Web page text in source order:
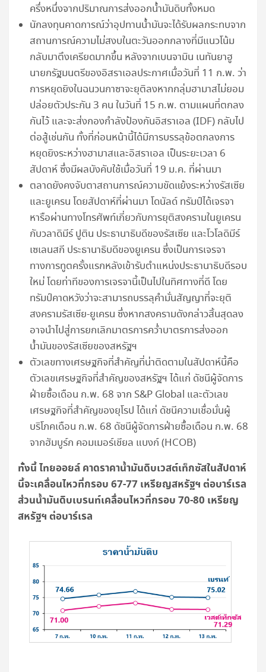
ครึ่งหนึ่งจากปริมาณการส่งออกน้ำมันดิบทั้งหมด
นักลงทุนคาดการณ์ว่าอุปทานน้ำมันจะได้รับผลกระทบจาก
สถานการณ์ความไม่สงบในตะวันออกกลางที่มีแนวโน้ม
กลับมาตึงเครียดมากขึ้น หลังจากเบนจามิน เนทันยาฮู
นายกรัฐมนตรีของอิสราเอลประกาศเมื่อวันที่ 11 ก.พ. ว่า
การหยุดยิงในฉนวนกาซาจะยุติลงหากกลุ่มฮามาสไม่ยอม
ปล่อยตัวประกัน 3 คน ในวันที่ 15 ก.พ. ตามแผนที่ตกลง
กันไว้ และจะส่งกองกำลังป้องกันอิสราเอล (IDF) กลับไป
ต่อสู้เช่นกัน ทั้งที่ก่อนหน้านี้ได้มีการบรรลุข้อตกลงการ
หยุดยิงระหว่างฮามาสและอิสราเอล เป็นระยะเวลา 6
สัปดาห์ ซึ่งมีผลบังคับใช้เมื่อวันที่ 19 ม.ค. ที่ผ่านมา
ตลาดยังคงจับตาสถานการณ์ความขัดแย้งระหว่างรัสเซีย
และยูเครน โดยสัปดาห์ที่ผ่านมา โดนัลด์ ทรัมป์ได้เจรจา
หารือผ่านทางโทรศัพท์เกี่ยวกับการยุติสงครามในยูเครน
กับวลาดิมีร์ ปูติน ประธานาธิบดีของรัสเซีย และโวโลดิมีร์
เซเลนสกี ประธานาธิบดีของยูเครน ซึ่งเป็นการเจรจา
ทางการทูตครั้งแรกหลังเข้ารับตำแหน่งประธานาธิบดีรอบ
ใหม่ โดยท่าทีของการเจรจานี้เป็นไปในทิศทางที่ดี โดย
ทรัมป์คาดหวังว่าจะสามารถบรรลุคำมั่นสัญญาที่จะยุติ
สงครามรัสเซีย-ยูเครน ซึ่งหากสงครามดังกล่าวสิ้นสุดลง
อาจนำไปสู่การยกเลิกมาตรการคว่ำบาตรการส่งออก
น้ำมันของรัสเซียของสหรัฐฯ
ตัวเลขทางเศรษฐกิจที่สำคัญที่น่าติดตามในสัปดาห์นี้คือ
ตัวเลขเศรษฐกิจที่สำคัญของสหรัฐฯ ได้แก่ ดัชนีผู้จัดการ
ฝ่ายซื้อเดือน ก.พ. 68 จาก S&P Global และตัวเลข
เศรษฐกิจที่สำคัญของยุโรป ได้แก่ ดัชนีความเชื่อมั่นผู้
บริโภคเดือน ก.พ. 68 ดัชนีผู้จัดการฝ่ายซื้อเดือน ก.พ. 68
จากฮัมบูร์ก คอมเมอร์เชียล แบงก์ (HCOB)
ทั้งนี้ ไทยออยล์ คาดราคาน้ำมันดิบเวสต์เท็กซัสในสัปดาห์
นี้จะเคลื่อนไหวที่กรอบ 67-77 เหรียญสหรัฐฯ ต่อบาร์เรล
ส่วนน้ำมันดิบเบรนท์เคลื่อนไหวที่กรอบ 70-80 เหรียญ
สหรัฐฯ ต่อบาร์เรล